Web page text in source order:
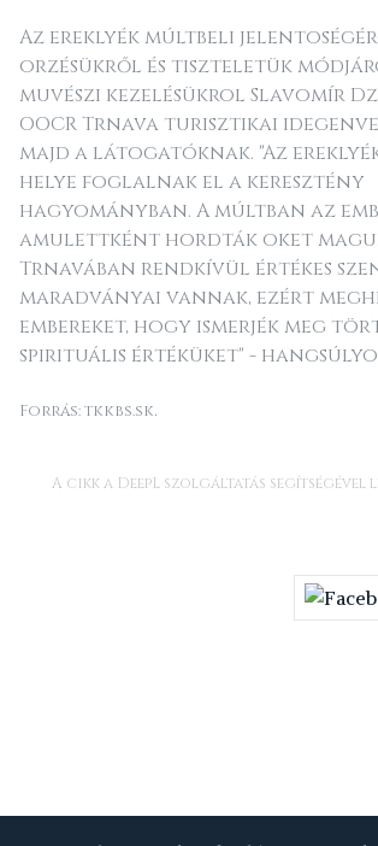
Az ereklyék múltbeli
orzésükről és tiszteletük
muvészi kezelésükrol Slavomír
OOCR Trnava turisztikai
majd a látogatóknak. "Az
helye foglalnak el a keresztény
hagyományban. A múltban az
amulettként hordták oket
Trnavában rendkívül értékes
maradványai vannak, ezért
embereket, hogy ismerjék meg
spirituális értéküket" -
Forrás: tkkbs.sk.
A cikk a DeepL szolgáltatás